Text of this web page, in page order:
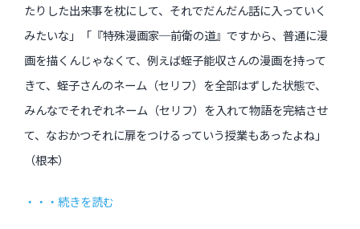
たりした出来事を枕にして、それでだんだん話に入っていく
みたいな」「『特殊漫画家─前衛の道』ですから、普通に漫
画を描くんじゃなくて、例えば蛭子能収さんの漫画を持って
きて、蛭子さんのネーム（セリフ）を全部はずした状態で、
みんなでそれぞれネーム（セリフ）を入れて物語を完結させ
て、なおかつそれに扉をつけるっていう授業もあったよね」
（根本）
・・・続きを読む